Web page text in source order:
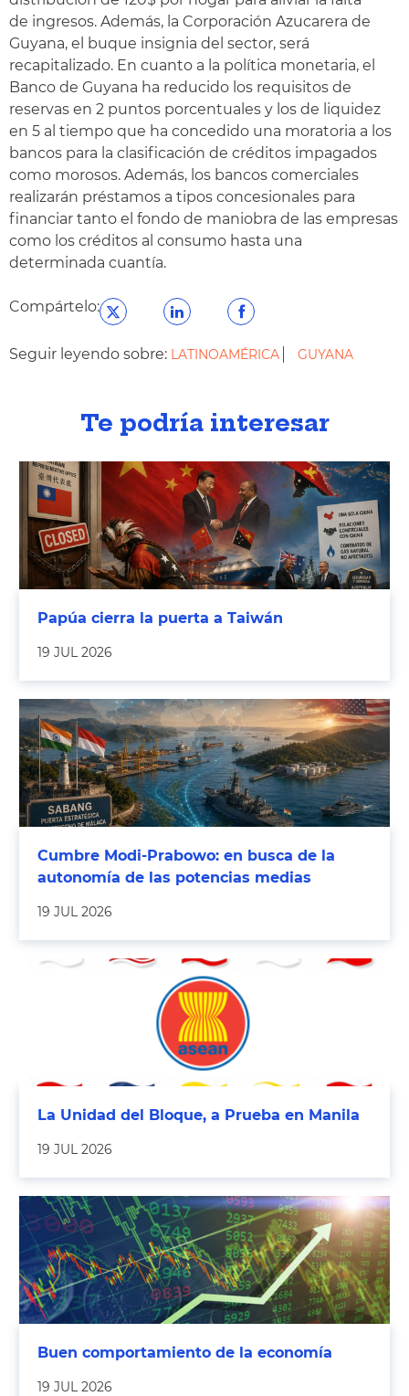
de ingresos. Además, la Corporación Azucarera de
Guyana, el buque insignia del sector, será
recapitalizado. En cuanto a la política monetaria, el
Banco de Guyana ha reducido los requisitos de
reservas en 2 puntos porcentuales y los de liquidez
en 5 al tiempo que ha concedido una moratoria a los
bancos para la clasificación de créditos impagados
como morosos. Además, los bancos comerciales
realizarán préstamos a tipos concesionales para
financiar tanto el fondo de maniobra de las empresas
como los créditos al consumo hasta una
determinada cuantía.
Compártelo:
Seguir leyendo sobre: LATINOAMÉRICA GUYANA
Te podría interesar
Papúa cierra la puerta a Taiwán
19 JUL 2026
Cumbre Modi-Prabowo: en busca de la
autonomía de las potencias medias
19 JUL 2026
La Unidad del Bloque, a Prueba en Manila
19 JUL 2026
Buen comportamiento de la economía
19 JUL 2026